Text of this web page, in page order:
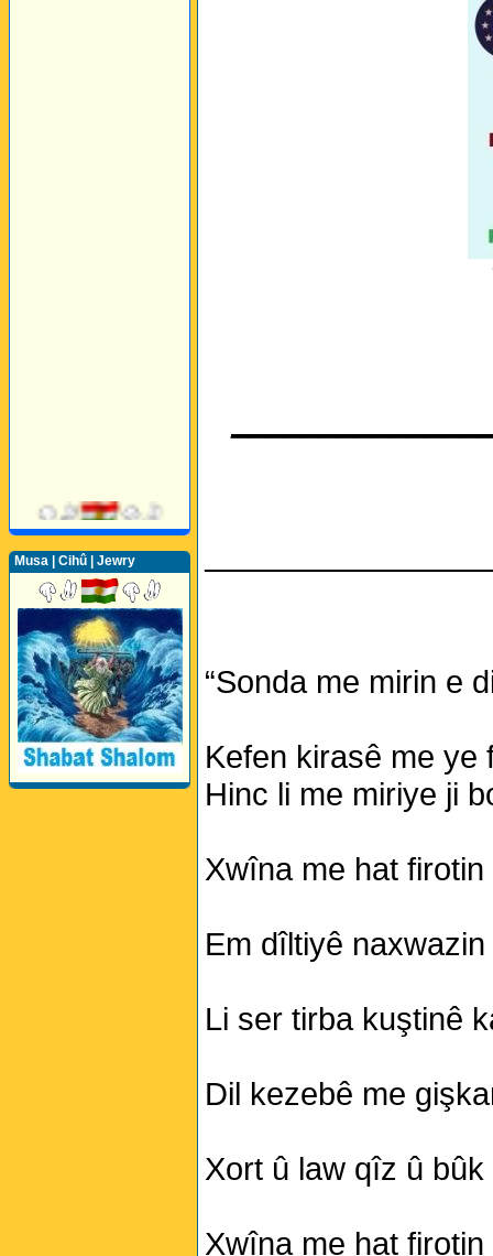
Musa | Cihû | Jewry
“Sonda me mirin e
Kefen kirasê me ye
Hinc li me miriye ji
Xwîna me hat
Em dîltiyê
Li ser tirba kuştinê
Dil kezebê me
Xort û law qîz û
Xwîna me hat